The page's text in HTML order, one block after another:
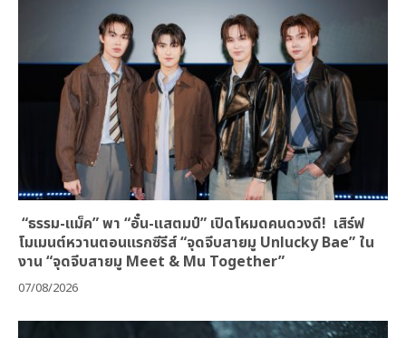
“ธรรม-แม็ค” พา “อั๋น-แสตมป์” เปิดโหมดคนดวงดี! เสิร์ฟ
โมเมนต์หวานตอนแรกซีรีส์ “จุดจีบสายมู Unlucky Bae” ใน
งาน “จุดจีบสายมู Meet & Mu Together”
07/08/2026